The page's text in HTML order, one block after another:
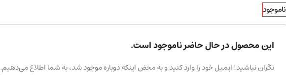
ناموجود
این محصول در حال حاضر ناموجود است.
نگران نباشید! ایمیل خود را وارد کنید و به محض اینکه دوباره موجود شد، به شما اطلاع می‌دهیم.